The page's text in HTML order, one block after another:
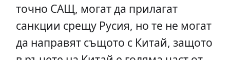
точно САЩ, могат да прилагат
санкции срещу Русия, но те не могат
да направят същото с Китай, защото